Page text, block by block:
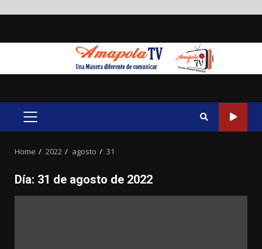
PRIMARY
Home 2022 agosto 31
Día: 31 de agosto de 2022